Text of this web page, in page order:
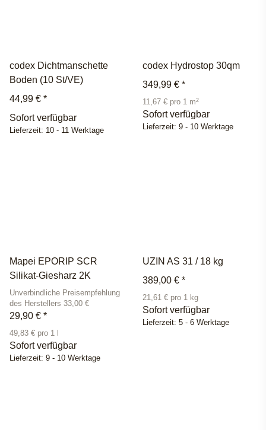
codex Dichtmanschette
Boden (10 St/VE)
44,99 € *
Sofort verfügbar
Lieferzeit: 10 - 11 Werktage
codex Hydrostop 30qm
349,99 € *
11,67 € pro 1 m2
Sofort verfügbar
Lieferzeit: 9 - 10 Werktage
Mapei EPORIP SCR
Silikat-Giesharz 2K
Unverbindliche Preisempfehlung
des Herstellers 33,00 €
29,90 € *
49,83 € pro 1 l
Sofort verfügbar
Lieferzeit: 9 - 10 Werktage
UZIN AS 31 / 18 kg
389,00 € *
21,61 € pro 1 kg
Sofort verfügbar
Lieferzeit: 5 - 6 Werktage